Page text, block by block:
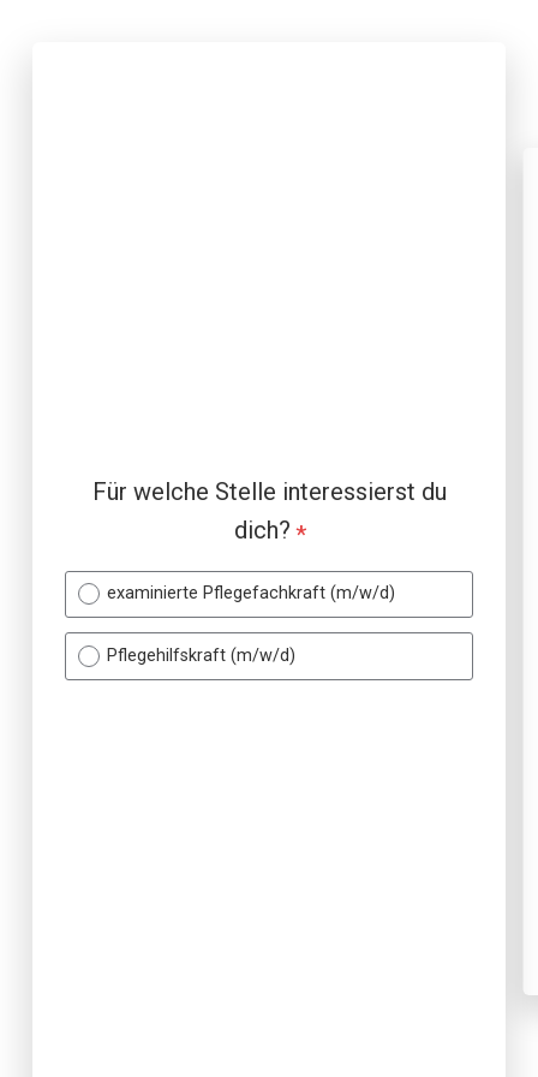
Für welche Stelle interessierst du
dich? *
examinierte Pflegefachkraft (m/w/d)
Pflegehilfskraft (m/w/d)